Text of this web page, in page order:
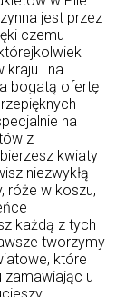
jest przez
czemu
kraju i na
bogatą ofertę
na
z
kwiaty
niezwykłą
róże w koszu,
każdą z tych
tworzymy
które
zamawiając u